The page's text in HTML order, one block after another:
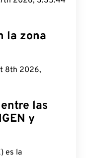
la zona
8th 2026,
las
y
es la